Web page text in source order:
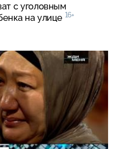
с уголовным
на улице 16+